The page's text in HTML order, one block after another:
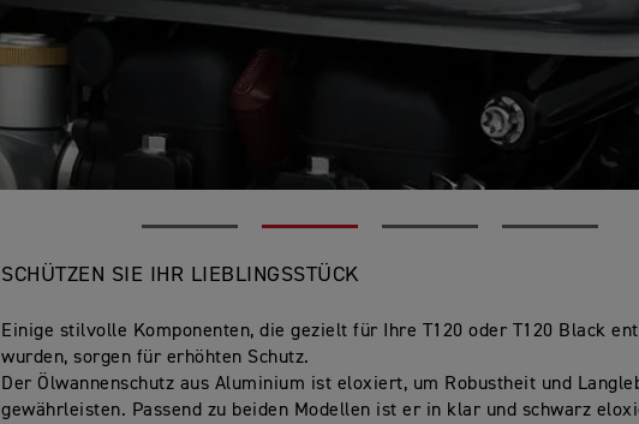
SCHÜTZEN SIE IHR LIEBLINGSSTÜCK
Einige stilvolle Komponenten, die gezielt für Ihre T120 oder T120 Black
wurden, sorgen für erhöhten Schutz.
Der Ölwannenschutz aus Aluminium ist eloxiert, um Robustheit und
gewährleisten. Passend zu beiden Modellen ist er in klar und schwarz